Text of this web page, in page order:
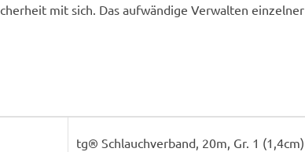
mit sich. Das aufwändige Verwalten einzelner
tg® Schlauchverband, 20m, Gr. 1 (1,4cm)